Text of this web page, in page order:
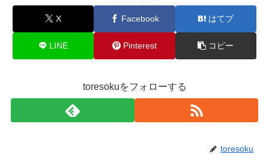
X Facebook はてブ
LINE Pinterest コピー
toresokuをフォローする
toresoku